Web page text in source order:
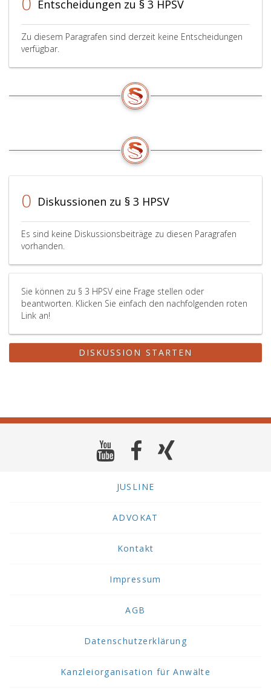
Entscheidungen zu § 3 HPSV
Zu diesem Paragrafen sind derzeit keine Entscheidungen
verfügbar.
0 Diskussionen zu § 3 HPSV
Es sind keine Diskussionsbeiträge zu diesen Paragrafen
vorhanden.
Sie können zu § 3 HPSV eine Frage stellen oder
beantworten. Klicken Sie einfach den nachfolgenden roten
Link an!
DISKUSSION STARTEN
JUSLINE
ADVOKAT
Kontakt
Impressum
AGB
Datenschutzerklärung
Kanzleiorganisation für Anwälte